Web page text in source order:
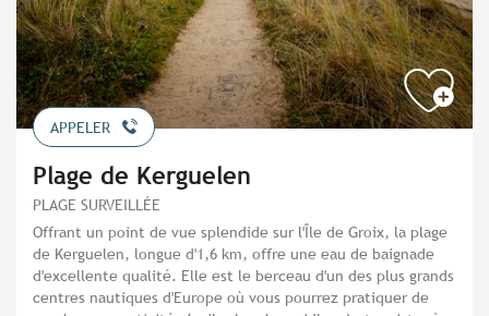
APPELER
Plage de Kerguelen
PLAGE SURVEILLÉE
Offrant un point de vue splendide sur l'Île de Groix, la plage
de Kerguelen, longue d'1,6 km, offre une eau de baignade
d'excellente qualité. Elle est le berceau d'un des plus grands
centres nautiques d'Europe où vous pourrez pratiquer de